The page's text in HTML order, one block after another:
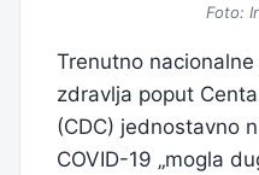
Foto:
Trenutno
zdravlja poput
(CDC) jednostavno
COVID-19 „mogla